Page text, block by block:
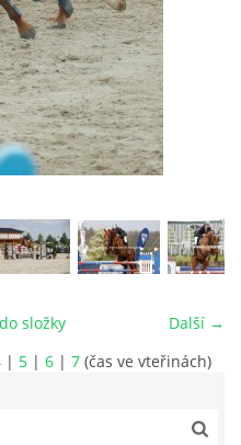
SPORTU V
TY KTEŘÍ SE
Další →
složky
| 5 | 6 | 7 (čas ve vteřinách)